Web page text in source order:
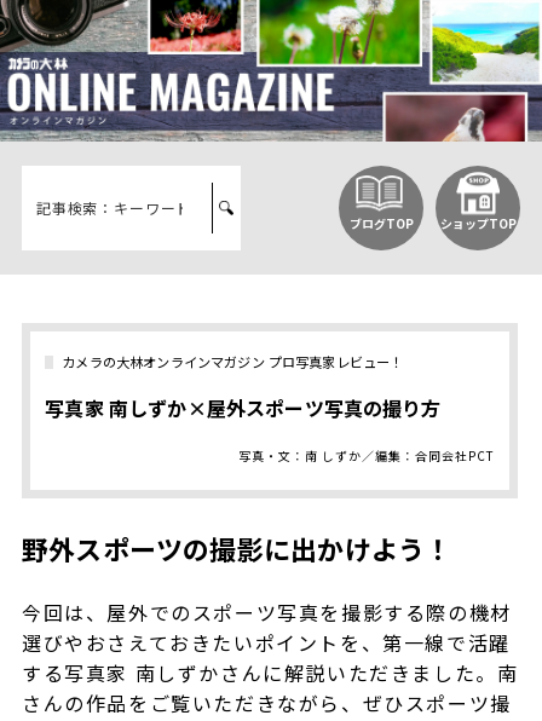
ブログTOP ショップTOP
カメラの大林オンラインマガジン プロ写真家レビュー！
写真家 南しずか×屋外スポーツ写真の撮り方
写真・文：南 しずか／編集：合同会社PCT
野外スポーツの撮影に出かけよう！
今回は、屋外でのスポーツ写真を撮影する際の機材
選びやおさえておきたいポイントを、第一線で活躍
する写真家 南しずかさんに解説いただきました。南
さんの作品をご覧いただきながら、ぜひスポーツ撮